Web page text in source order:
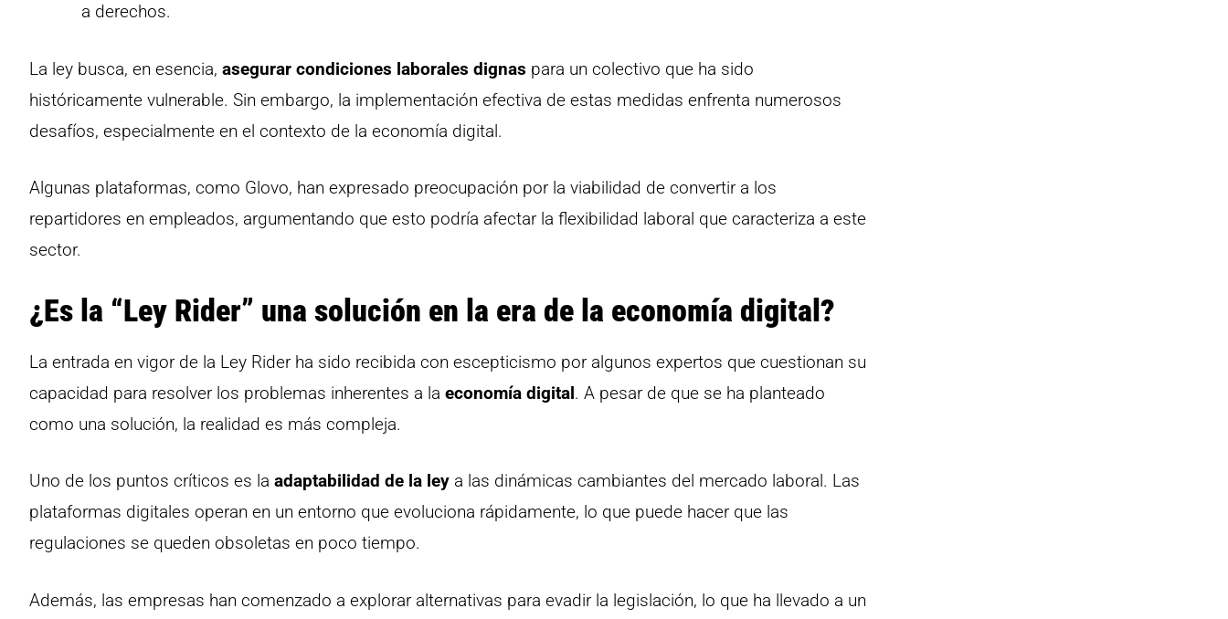
a derechos.
La ley busca, en esencia, asegurar condiciones laborales dignas para un colectivo que ha sido
históricamente vulnerable. Sin embargo, la implementación efectiva de estas medidas enfrenta numerosos
desafíos, especialmente en el contexto de la economía digital.
Algunas plataformas, como Glovo, han expresado preocupación por la viabilidad de convertir a los
repartidores en empleados, argumentando que esto podría afectar la flexibilidad laboral que caracteriza a este
sector.
¿Es la “Ley Rider” una solución en la era de la economía digital?
La entrada en vigor de la Ley Rider ha sido recibida con escepticismo por algunos expertos que cuestionan su
capacidad para resolver los problemas inherentes a la economía digital. A pesar de que se ha planteado
como una solución, la realidad es más compleja.
Uno de los puntos críticos es la adaptabilidad de la ley a las dinámicas cambiantes del mercado laboral. Las
plataformas digitales operan en un entorno que evoluciona rápidamente, lo que puede hacer que las
regulaciones se queden obsoletas en poco tiempo.
Además, las empresas han comenzado a explorar alternativas para evadir la legislación, lo que ha llevado a un